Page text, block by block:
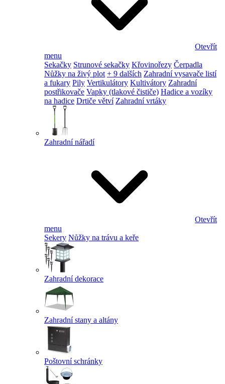
Otevřít
menu
Sekačky Strunové sekačky Křovinořezy Čerpadla
Nůžky na živý plot + 9 dalších Zahradní vysavače listí
a fukary Pily Vertikulátory Kultivátory Zahradní
postřikovače Vapky (tlakové čističe) Hadice a vozíky
na hadice Drtiče větví Zahradní vrtáky
Zahradní nářadí
Otevřít
menu
Sekery Nůžky na trávu a keře
Zahradní dekorace
Zahradní stany a altány
Poštovní schránky